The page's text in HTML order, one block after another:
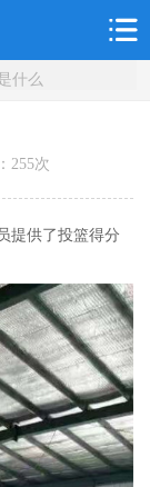
什么
255次
提供了投篮得分